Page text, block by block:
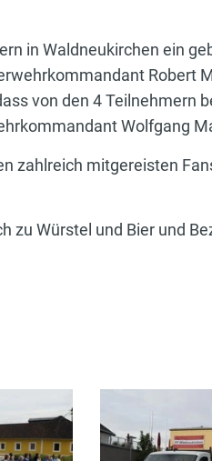
in Waldneukirchen ein
Robert
von den 4 Teilnehmern
Wolfgang
zahlreich mitgereisten
zu Würstel und Bier und